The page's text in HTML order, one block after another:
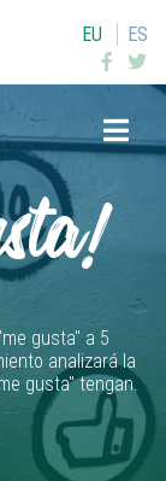
EU ES
gusta" a 5
analizará la
gusta" tengan.